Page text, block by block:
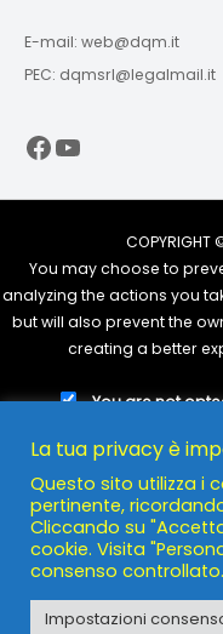
E-mail: web@dqm.it
PEC: dqmsrl@legalmail.it
Facebook
YouTube
COPYRIGHT
You may choose to
analyzing the actions you
but will also prevent the
creating a better
You are not
La tua privacy è
Questo sito utilizza i
pertinente,
Cliccando su
cookie. Visita
consenso controllato.
Impostazioni